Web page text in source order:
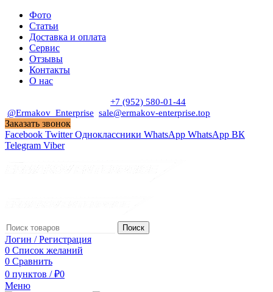
Фото
Статьи
Доставка и оплата
Сервис
Отзывы
Контакты
О нас
+7 (952) 580-01-44
@Ermakov_Enterprise sale@ermakov-enterprise.top
Заказать звонок
Facebook Twitter Одноклассники WhatsApp WhatsApp ВК
Telegram Viber
Поиск
Логин / Регистрация
0 Список желаний
0 Сравнить
0 пунктов / ₽0
Меню